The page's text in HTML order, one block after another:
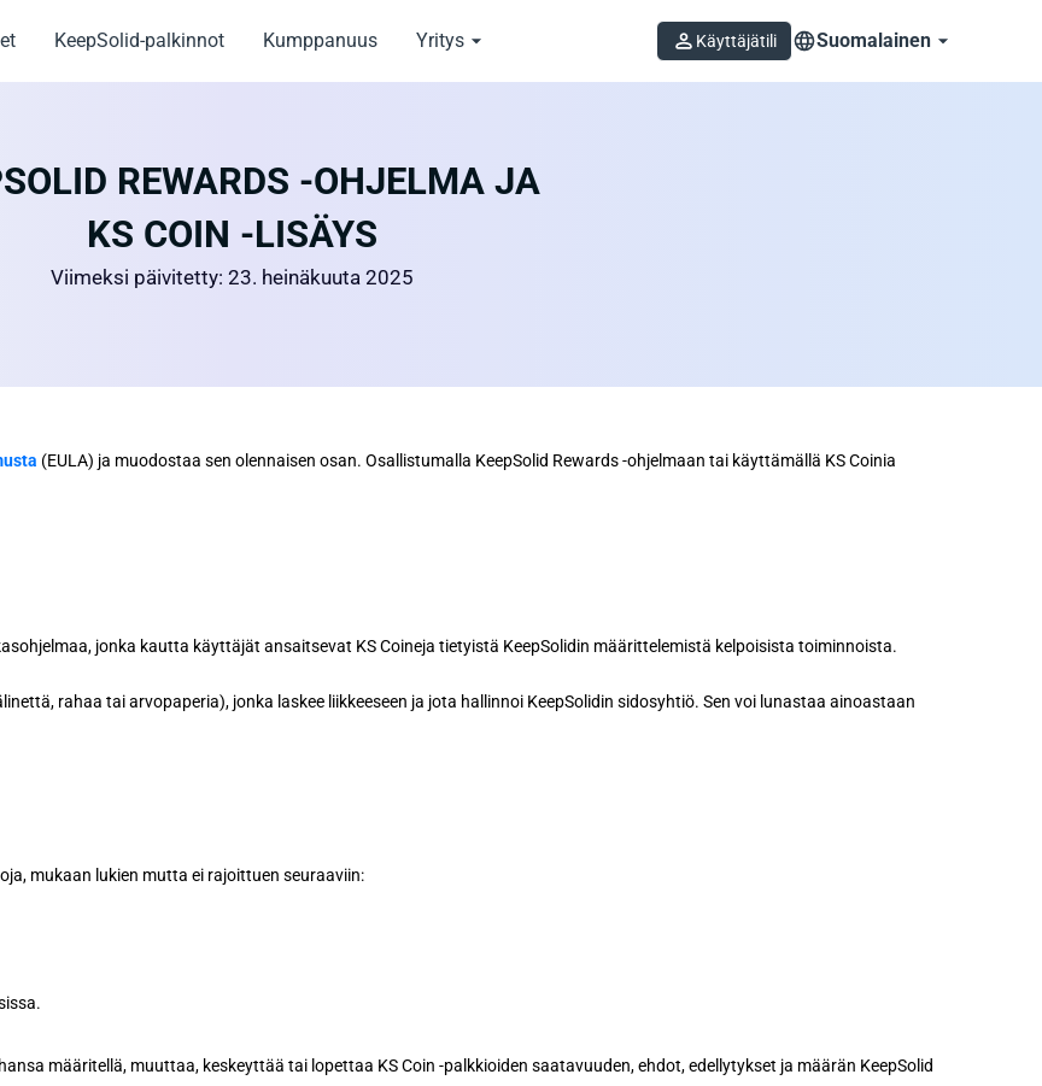
KeepSolid-palkinnot Kumppanuus Yritys Käyttäjätili Suomalainen
REWARDS -OHJELMA JA
KS COIN -LISÄYS
Viimeksi päivitetty: 23. heinäkuuta 2025
(EULA) ja muodostaa sen olennaisen osan. Osallistumalla KeepSolid Rewards -ohjelmaan tai käyttämällä KS Coinia
jonka kautta käyttäjät ansaitsevat KS Coineja tietyistä KeepSolidin määrittelemistä kelpoisista toiminnoista.
rahaa tai arvopaperia), jonka laskee liikkeeseen ja jota hallinnoi KeepSolidin sidosyhtiö. Sen voi lunastaa ainoastaan
mukaan lukien mutta ei rajoittuen seuraaviin:
määritellä, muuttaa, keskeyttää tai lopettaa KS Coin -palkkioiden saatavuuden, ehdot, edellytykset ja määrän KeepSolid